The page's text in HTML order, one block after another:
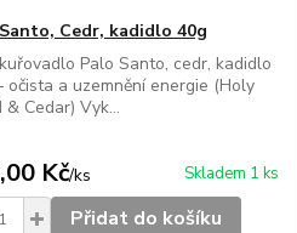
Cedr, kadidlo 40g
Palo Santo, cedr, kadidlo
očista a uzemnění energie (Holy
& Cedar) Vyk...
Kč/ks Skladem 1 ks
Přidat do košíku